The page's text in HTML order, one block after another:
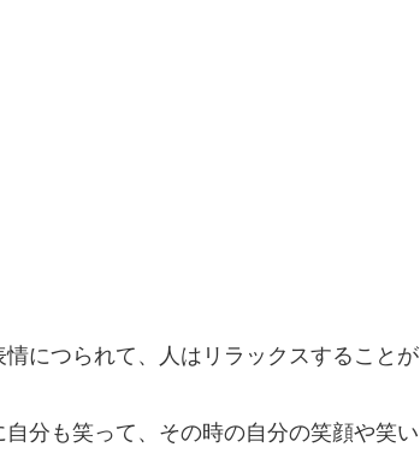
につられて、人はリラックスすることが
分も笑って、その時の自分の笑顔や笑い